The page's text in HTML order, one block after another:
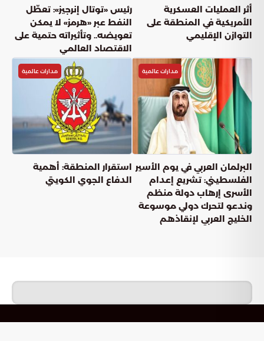
أثر العمليات العسكرية
الأمريكية في المنطقة على
التوازن الإقليمي
رئيس «توتال إنرجيز»: تعطّل
النفط عبر «هرمز» لا يمكن
تعويضه.. وتأثيراته حتمية على
الاقتصاد العالمي
مدارات عالمية
البرلمان العربي في يوم الأسير
الفلسطيني: تشريع إعدام
الأسرى إرهاب دولة منظم
وندعو لتحرك دولي موسوعة
الخليج العربي لإنقاذهم
مدارات عالمية
استقرار المنطقة: أهمية
الدفاع الجوي الكويتي